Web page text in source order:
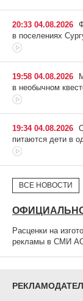
20:33 04.08.2026
в поселениях
19:58 04.08.2026
в необычном
19:34 04.08.2026
питаются дети в
ВСЕ НОВОСТИ
Расценки на
рекламы в СМИ АО